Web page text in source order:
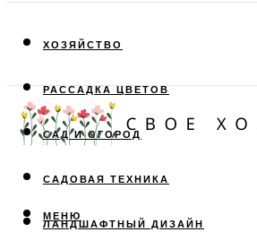
ХОЗЯЙСТВО
РАССАДКА ЦВЕТОВ
САД И ОГОРОД
САДОВАЯ ТЕХНИКА
ЛАНДШАФТНЫЙ ДИЗАЙН
МЕНЮ